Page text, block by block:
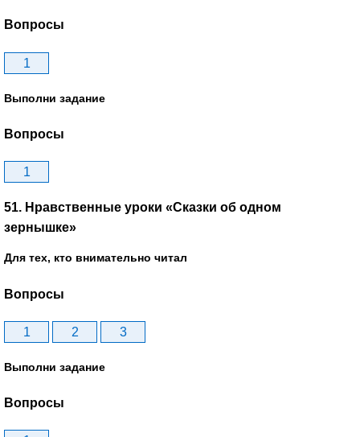
Вопросы
1
Выполни задание
Вопросы
1
51. Нравственные уроки «Сказки об одном
зернышке»
Для тех, кто внимательно читал
Вопросы
1 2 3
Выполни задание
Вопросы